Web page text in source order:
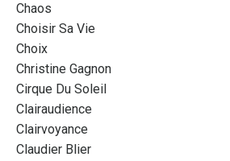
Chaos
Choisir Sa Vie
Choix
Christine Gagnon
Cirque Du Soleil
Clairaudience
Clairvoyance
Claudier Blier